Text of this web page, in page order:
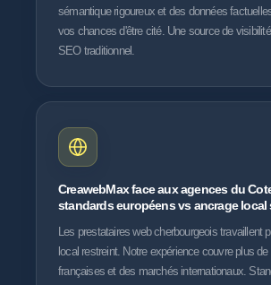
sémantique rigoureux et des données
vos chances d'être cité. Une source de
SEO traditionnel.
CreawebMax face aux agences du
standards européens vs ancrage local
Les prestataires web cherbourgeois travaillent
local restreint. Notre expérience couvre plus
françaises et des marchés internationaux.